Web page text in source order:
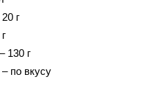
г
130 г
по вкусу